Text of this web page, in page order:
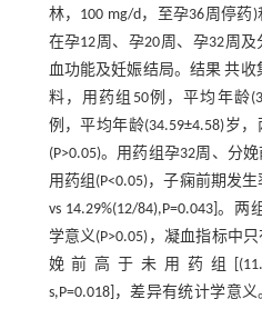
林，100 mg/d，至孕36周停药
在孕12周、孕20周、孕32周
血功能及妊娠结局。结果 共收
料，用药组50例，平均年龄
例，平均年龄(34.59±4.58)岁
(P>0.05)。用药组孕32周、分
用药组(P<0.05)，子痫前期发
vs 14.29%(12/84),P=0.043]。
学意义(P>0.05)，凝血指标中
娩前高于未用药组
s,P=0.018]，差异有统计学意